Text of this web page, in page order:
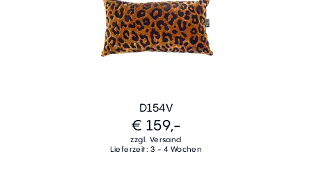
D154V
€ 159,-
zzgl. Versand
Lieferzeit: 3 - 4 Wochen